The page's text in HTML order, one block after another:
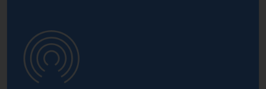
Methacrylate
Monomer-Acrylate
Polyester / Polyetheracrylate